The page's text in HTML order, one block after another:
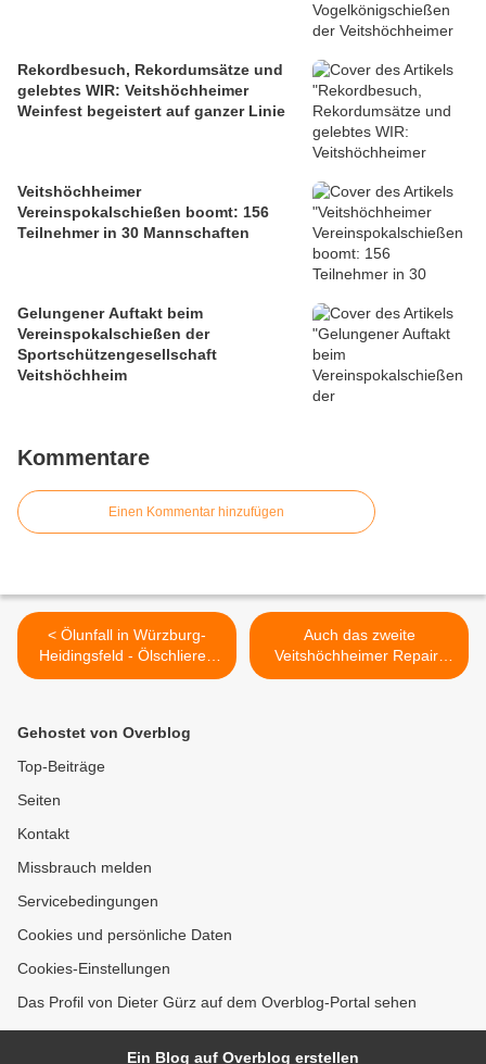
Rekordbesuch, Rekordumsätze und
gelebtes WIR: Veitshöchheimer
Weinfest begeistert auf ganzer Linie
Veitshöchheimer
Vereinspokalschießen boomt: 156
Teilnehmer in 30 Mannschaften
Gelungener Auftakt beim
Vereinspokalschießen der
Sportschützengesellschaft
Veitshöchheim
Kommentare
Einen Kommentar hinzufügen
< Ölunfall in Würzburg-
Heidingsfeld - Ölschlieren
auch in Veitshöchheim
Auch das zweite
Veitshöchheimer Repair-
Café kam gut an >
Gehostet von Overblog
Top-Beiträge
Seiten
Kontakt
Missbrauch melden
Servicebedingungen
Cookies und persönliche Daten
Cookies-Einstellungen
Das Profil von Dieter Gürz auf dem Overblog-Portal sehen
Ein Blog auf Overblog erstellen